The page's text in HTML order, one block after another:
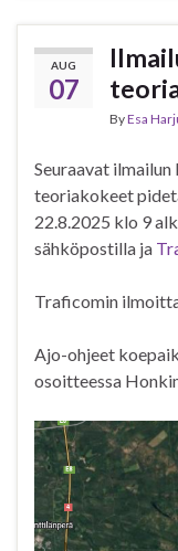
AUG
07
ByEsa
Seuraavat ilmailun
teoriakokeet
22.8.2025 klo 9
sähköpostilla ja
Traficomin
Ajo-ohjeet
osoitteessa